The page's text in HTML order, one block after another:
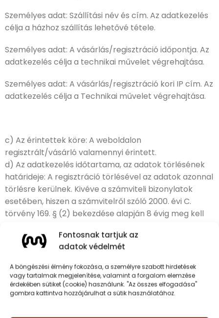
Fontosnak tartjuk az
adatok védelmét
A böngészési élmény fokozása, a személyre szabott hirdetések
vagy tartalmak megjelenítése, valamint a forgalom elemzése
érdekében sütiket (cookie) használunk. "Az összes elfogadása"
gombra kattintva hozzájárulhat a sütik használatához.
Személyes adat: Szállítási név és cím. Az adatkezelés
célja a házhoz szállítás lehetővé tétele.
Személyes adat: A vásárlás/regisztráció időpontja. Az
adatkezelés célja a technikai művelet végrehajtása.
Személyes adat: A vásárlás/regisztráció kori IP cím. Az
adatkezelés célja a Technikai művelet végrehajtása.
c) Az érintettek köre: A weboldalon
regisztrált/vásárló valamennyi érintett.
d) Az adatkezelés időtartama, az adatok törlésének
határideje: A regisztráció törlésével az adatok azonnal
törlésre kerülnek. Kivéve a számviteli bizonylatok
esetében, hiszen a számvitelről szóló 2000. évi C.
törvény 169. § (2) bekezdése alapján 8 évig meg kell
A könyvviteli elszámolást közvetlenül és közvetetten
alátámasztó számviteli bizonylatot (ideértve a
főkönyvi számlákat, az analitikus, illetve részletező
nyilvántartásokat is), legalább 8 évig kell olvasható
formában, a könyvelési feljegyzések hivatkozása
alapján visszakereshető módon megőrizni.